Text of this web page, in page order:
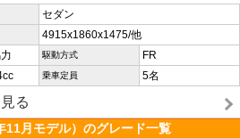
セダン
4915x1860x1475/他
駆動方式 FR
乗車定員 5名
る
月モデル）のグレード一覧